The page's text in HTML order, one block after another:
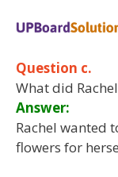
Question c.
What did
Answer:
Rachel wanted
flowers for